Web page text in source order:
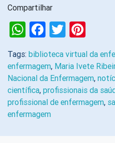
Compartilhar
WhatsApp
Facebook
Twitter
Tags: biblioteca virtual da
enfermagem, Maria Ivete
Nacional da Enfermagem,
científica, profissionais da
profissional de enfermagem,
enfermagem